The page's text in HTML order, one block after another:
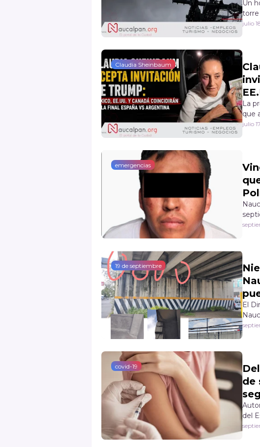
Un
torre
julio
Claudia Sheinbaum
en
La
que
julio
emergencias
19 de septiembre
a
El
covid-19
de
del